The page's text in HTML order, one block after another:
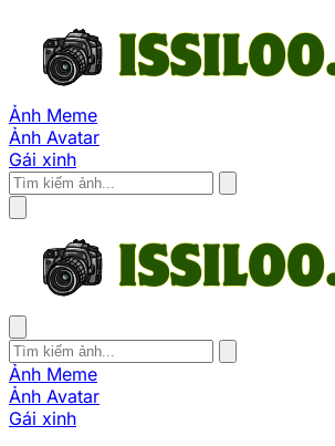
Ảnh Meme
Ảnh Avatar
Gái xinh
Ảnh Meme
Ảnh Avatar
Gái xinh